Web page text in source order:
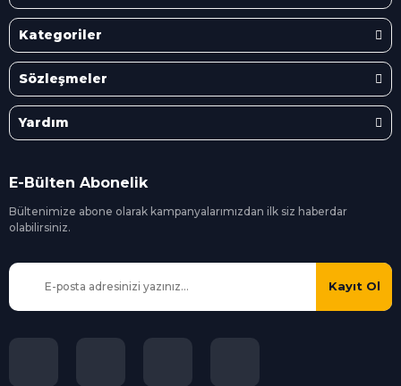
Kategoriler
Sözleşmeler
Yardım
E-Bülten Abonelik
Bültenimize abone olarak kampanyalarımızdan ilk siz haberdar
olabilirsiniz.
Kayıt Ol